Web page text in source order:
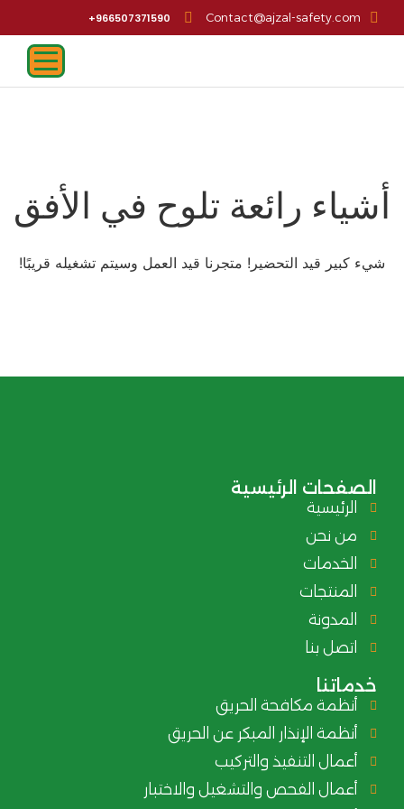
Contact@ajzal-safety.com
966507371590+
أشياء رائعة تلوح في الأفق
شيء كبير قيد التحضير! متجرنا قيد العمل وسيتم تشغيله قريبًا!
الصفحات الرئيسية
الرئيسية
من نحن
الخدمات
المنتجات
المدونة
اتصل بنا
خدماتنا
أنظمة مكافحة الحريق
أنظمة الإنذار المبكر عن الحريق
أعمال التنفيذ والتركيب
أعمال الفحص والتشغيل والاختبار